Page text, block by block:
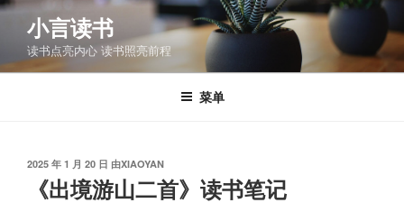
跳
容
小言读书
读书点亮内心 读书照亮前程
菜单
发
2025 年 1 月 20 日 由XIAOYAN
《出境游山二首》读书笔记